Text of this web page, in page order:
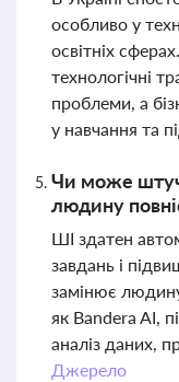
особливо у
освітніх
технологічні
проблеми, а
у навчання та
Чи може
людину
ШІ здатен
завдань і
замінює
як Bandera AI,
аналіз даних,
Джерело